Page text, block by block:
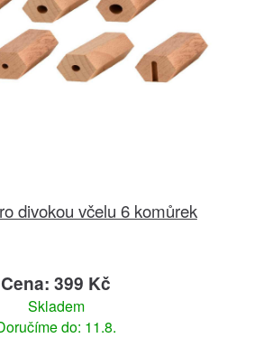
divokou včelu 6 komůrek
Cena: 399 Kč
Skladem
do: 11.8.